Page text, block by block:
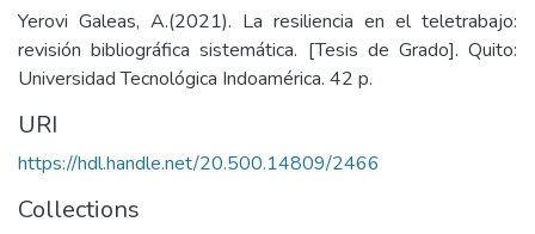
Yerovi Galeas, A.(2021). La resiliencia en el teletrabajo:
revisión bibliográfica sistemática. [Tesis de Grado]. Quito:
Universidad Tecnológica Indoamérica. 42 p.
URI
https://hdl.handle.net/20.500.14809/2466
Collections